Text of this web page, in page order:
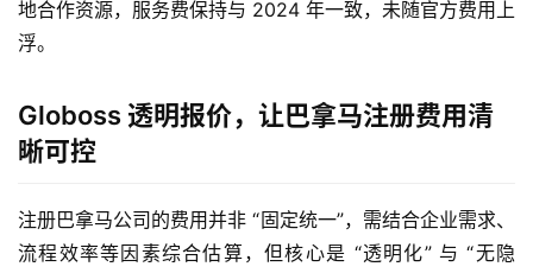
地合作资源，服务费保持与 2024 年一致，未随官方费用上
浮。
Globoss 透明报价，让巴拿马注册费用清
晰可控
注册巴拿马公司的费用并非 “固定统一”，需结合企业需求、
流程效率等因素综合估算，但核心是 “透明化” 与 “无隐